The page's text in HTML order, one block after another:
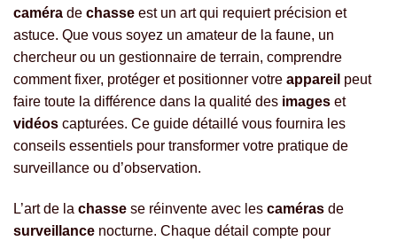
caméra de chasse est un art qui requiert précision et
astuce. Que vous soyez un amateur de la faune, un
chercheur ou un gestionnaire de terrain, comprendre
comment fixer, protéger et positionner votre appareil peut
faire toute la différence dans la qualité des images et
vidéos capturées. Ce guide détaillé vous fournira les
conseils essentiels pour transformer votre pratique de
surveillance ou d’observation.
L’art de la chasse se réinvente avec les caméras de
surveillance nocturne. Chaque détail compte pour